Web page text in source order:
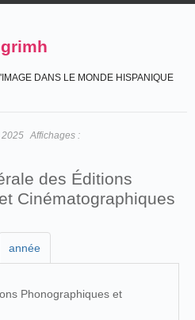
DANS LE MONDE HISPANIQUE
2025 Affichages :
des Éditions
Cinématographiques
année
Phonographiques et